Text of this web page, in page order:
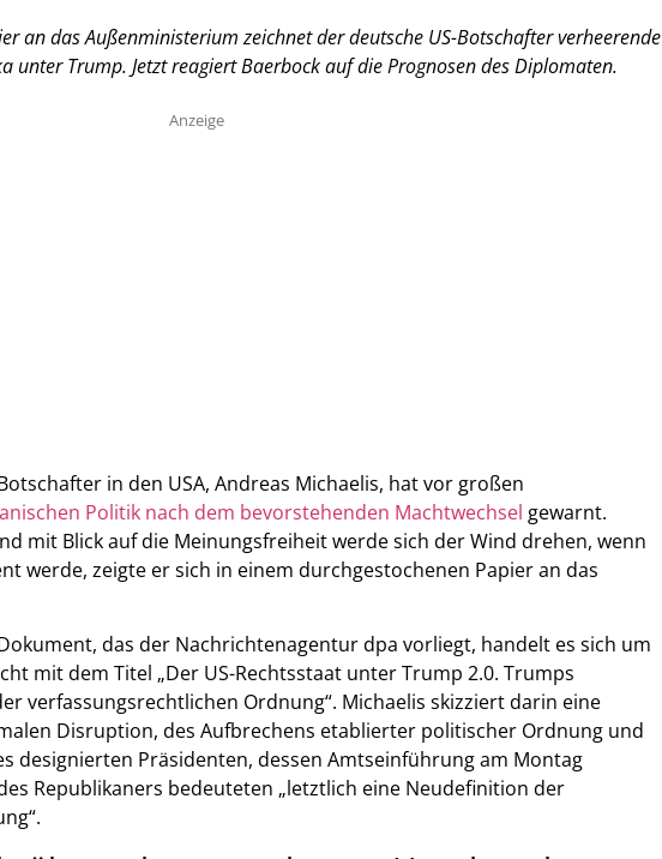
an das Außenministerium zeichnet der deutsche US-Botschafter verheerende
unter Trump. Jetzt reagiert Baerbock auf die Prognosen des Diplomaten.
Anzeige
in den USA, Andreas Michaelis, hat vor großen
Politik nach dem bevorstehenden Machtwechsel gewarnt.
mit Blick auf die Meinungsfreiheit werde sich der Wind drehen, wenn
werde, zeigte er sich in einem durchgestochenen Papier an das
das der Nachrichtenagentur dpa vorliegt, handelt es sich um
mit dem Titel „Der US-Rechtsstaat unter Trump 2.0. Trumps
verfassungsrechtlichen Ordnung“. Michaelis skizziert darin eine
Disruption, des Aufbrechens etablierter politischer Ordnung und
designierten Präsidenten, dessen Amtseinführung am Montag
Republikaners bedeuteten „letztlich eine Neudefinition der